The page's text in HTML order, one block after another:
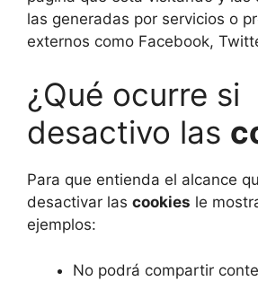
las generadas por servicios o
externos como Facebook,
¿Qué ocurre si
desactivo las
Para que entienda el alcance
desactivar las cookies le
ejemplos:
No podrá compartir